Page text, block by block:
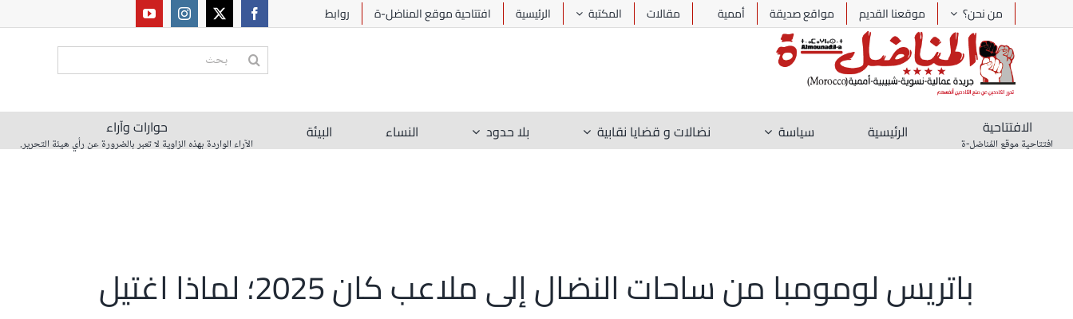
من نحن؟ موقعنا القديم مواقع صديقة أممية مقالات المكتبة الرئيسية افتتاحية موقع المناضل-ة روابط
البحث
الافتتاحية
افتتاحية موقع المُناضل-ة
الرئيسية سياسة نضالات و قضايا نقابية بلا حدود النساء البيئة حوارات وآراء
الآراء الواردة بهذه الزاوية لا تعبر بالضرورة عن رأي هيئة التحرير.
باتريس لومومبا من ساحات النضال إلى ملاعب كان 2025؛ لماذا اغتيل